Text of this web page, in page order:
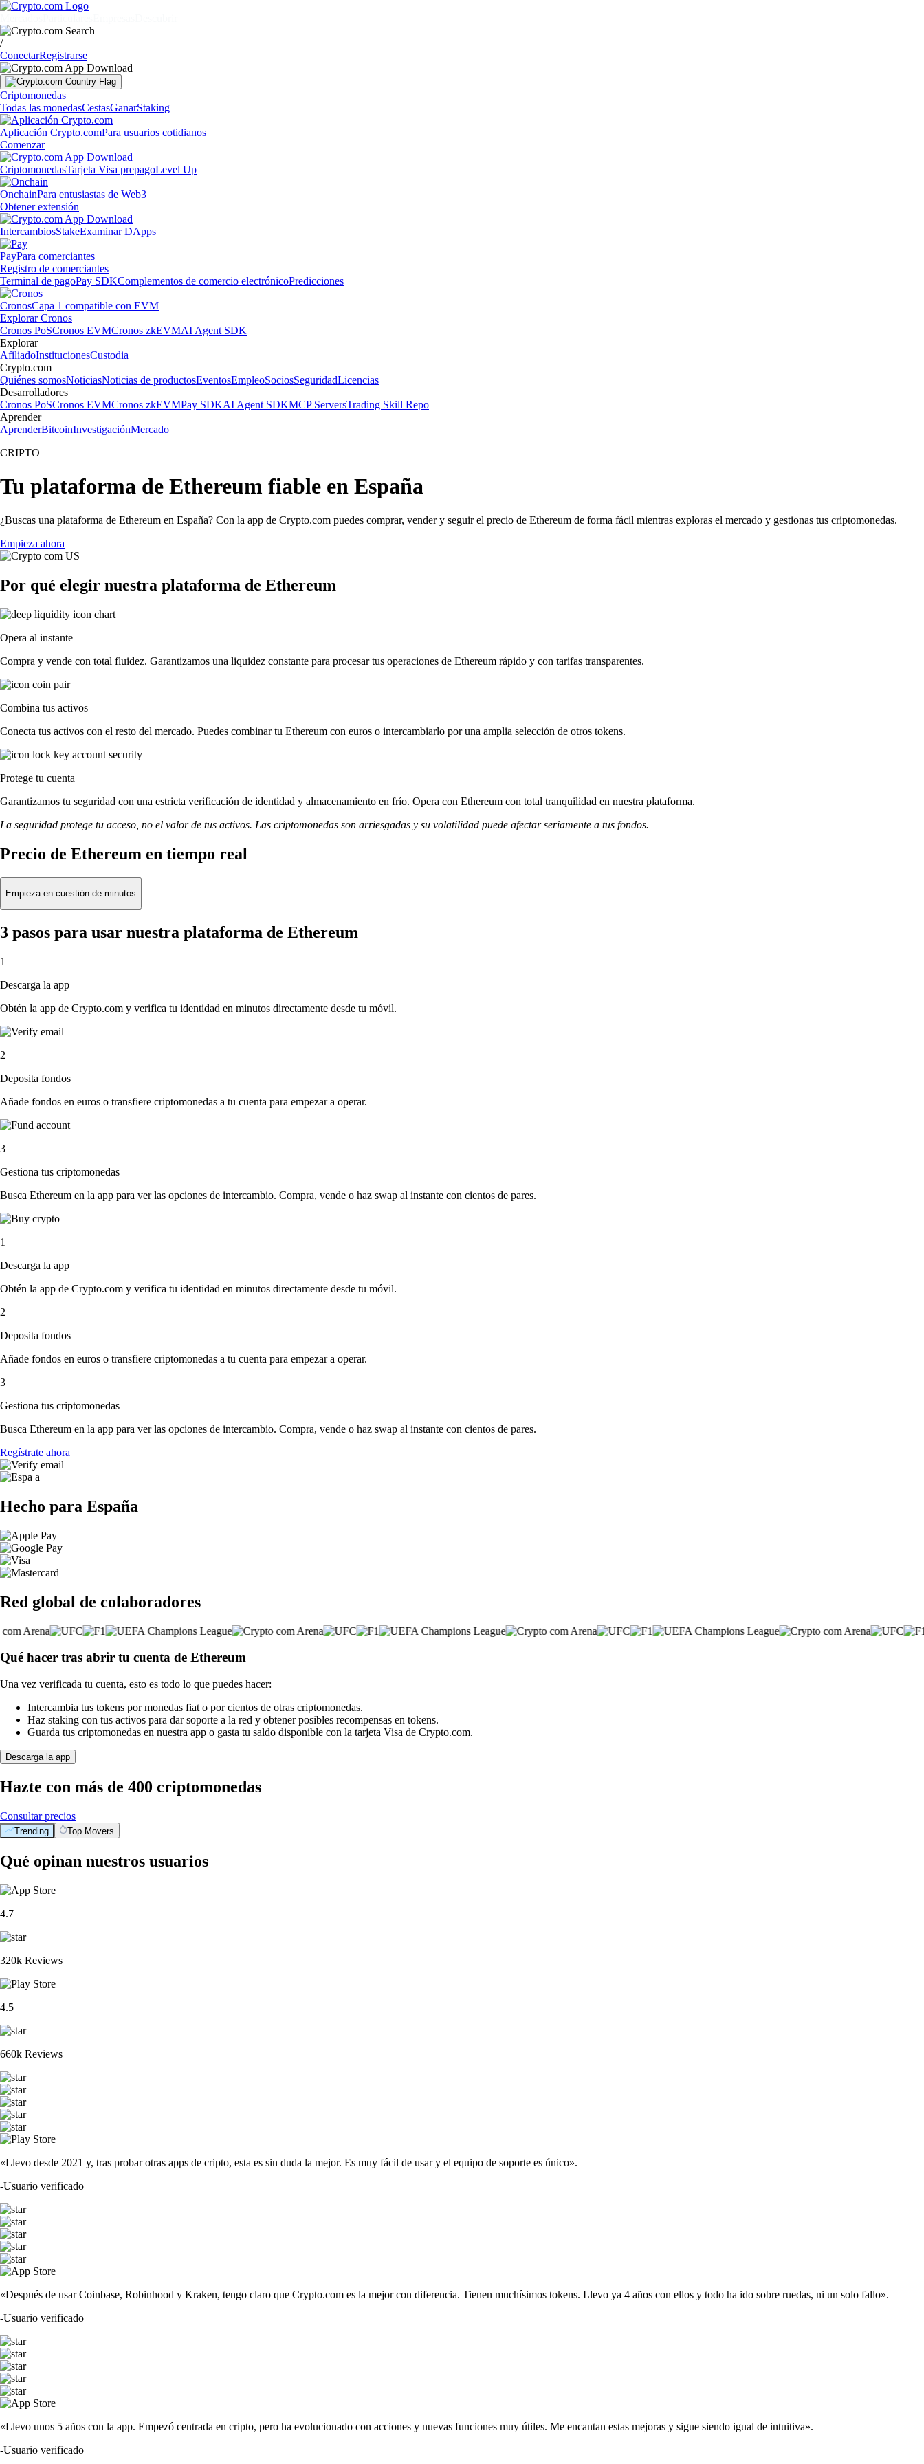
/
ConectarRegistrarse
Criptomonedas
Todas las monedasCestasGanarStaking
Aplicación Crypto.comPara usuarios cotidianos
Comenzar
CriptomonedasTarjeta Visa prepagoLevel Up
OnchainPara entusiastas de Web3
Obtener extensión
IntercambiosStakeExaminar DApps
PayPara comerciantes
Registro de comerciantes
Terminal de pagoPay SDKComplementos de comercio electrónicoPredicciones
CronosCapa 1 compatible con EVM
Explorar Cronos
Cronos PoSCronos EVMCronos zkEVMAI Agent SDK
Explorar
AfiliadoInstitucionesCustodia
Crypto.com
Quiénes somosNoticiasNoticias de productosEventosEmpleoSociosSeguridadLicencias
Desarrolladores
Cronos PoSCronos EVMCronos zkEVMPay SDKAI Agent SDKMCP ServersTrading Skill Repo
Aprender
AprenderBitcoinInvestigaciónMercado
CRIPTO
Tu plataforma de Ethereum fiable en España
¿Buscas una plataforma de Ethereum en España? Con la app de Crypto.com puedes comprar, vender y seguir el precio de Ethereum de forma fácil mientras exploras el mercado y gestionas tus criptomonedas.
Empieza ahora
Por qué elegir nuestra plataforma de Ethereum
Opera al instante
Compra y vende con total fluidez. Garantizamos una liquidez constante para procesar tus operaciones de Ethereum rápido y con tarifas transparentes.
Combina tus activos
Conecta tus activos con el resto del mercado. Puedes combinar tu Ethereum con euros o intercambiarlo por una amplia selección de otros tokens.
Protege tu cuenta
Garantizamos tu seguridad con una estricta verificación de identidad y almacenamiento en frío. Opera con Ethereum con total tranquilidad en nuestra plataforma.
La seguridad protege tu acceso, no el valor de tus activos. Las criptomonedas son arriesgadas y su volatilidad puede afectar seriamente a tus fondos.
Precio de Ethereum en tiempo real
Empieza en cuestión de minutos
3 pasos para usar nuestra plataforma de Ethereum
1
Descarga la app
Obtén la app de Crypto.com y verifica tu identidad en minutos directamente desde tu móvil.
2
Deposita fondos
Añade fondos en euros o transfiere criptomonedas a tu cuenta para empezar a operar.
3
Gestiona tus criptomonedas
Busca Ethereum en la app para ver las opciones de intercambio. Compra, vende o haz swap al instante con cientos de pares.
1
Descarga la app
Obtén la app de Crypto.com y verifica tu identidad en minutos directamente desde tu móvil.
2
Deposita fondos
Añade fondos en euros o transfiere criptomonedas a tu cuenta para empezar a operar.
3
Gestiona tus criptomonedas
Busca Ethereum en la app para ver las opciones de intercambio. Compra, vende o haz swap al instante con cientos de pares.
Regístrate ahora
Hecho para España
Red global de colaboradores
Qué hacer tras abrir tu cuenta de Ethereum
Una vez verificada tu cuenta, esto es todo lo que puedes hacer:
Intercambia tus tokens por monedas fiat o por cientos de otras criptomonedas.
Haz staking con tus activos para dar soporte a la red y obtener posibles recompensas en tokens.
Guarda tus criptomonedas en nuestra app o gasta tu saldo disponible con la tarjeta Visa de Crypto.com.
Descarga la app
Hazte con más de 400 criptomonedas
Consultar precios
Trending Top Movers
Qué opinan nuestros usuarios
4.7
320k Reviews
4.5
660k Reviews
«Llevo desde 2021 y, tras probar otras apps de cripto, esta es sin duda la mejor. Es muy fácil de usar y el equipo de soporte es único».
-Usuario verificado
«Después de usar Coinbase, Robinhood y Kraken, tengo claro que Crypto.com es la mejor con diferencia. Tienen muchísimos tokens. Llevo ya 4 años con ellos y todo ha ido sobre ruedas, ni un solo fallo».
-Usuario verificado
«Llevo unos 5 años con la app. Empezó centrada en cripto, pero ha evolucionado con acciones y nuevas funciones muy útiles. Me encantan estas mejoras y sigue siendo igual de intuitiva».
-Usuario verificado